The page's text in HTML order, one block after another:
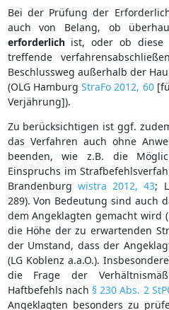
Bei der Prüfung der
auch von Belang, ob
erforderlichist, oder ob diese
treffende
Beschlussweg außerhalb der
(OLG HamburgStraFo 2012, 60
Verjährung]).
Zu berücksichtigen ist ggf.
das Verfahren auch ohne
beenden, wie z.B. die
Einspruchs im
Brandenburg wistra 2012, 43;
289). Von Bedeutung sind auch
dem Angeklagten gemacht wird
die Höhe der zu erwartenden
der Umstand, dass der
(LG Koblenz a.a.O.).
die Frage der
Haftbefehls nach § 230 Abs. 2
Angeklagten besonders zu